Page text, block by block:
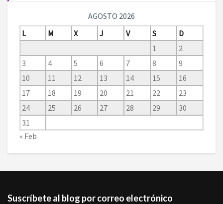
AGOSTO 2026
L
M X J V S
D
1
2
3
4 5 6 7 8
9
10
11 12 13 14 15
16
17
18 19 20 21 22
23
24
25 26 27 28 29
30
31
« Feb
Suscríbete al blog por correo electrónico